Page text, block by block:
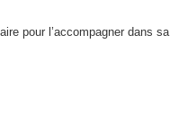
pour l’accompagner dans sa